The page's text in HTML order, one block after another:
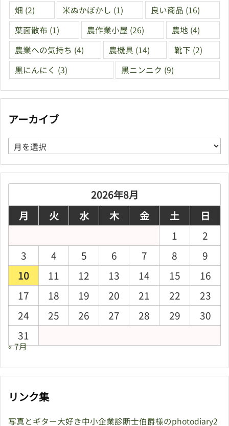
畑 (2) 米ぬかぼかし (1) 良い商品 (16)
葉面散布 (1) 農作業小屋 (26) 農地 (4)
農業への気持ち (4) 農機具 (14) 靴下 (2)
黒にんにく (3) 黒ニンニク (9)
アーカイブ
ア
ー
カ
2026年8月
月
火 水 木 金 土
日
1
2
3
4 5 6 7 8
9
10
11 12 13 14 15
16
17
18 19 20 21 22
23
24
25 26 27 28 29
30
31
« 7月
リンク集
写真とギター大好き中小企業診断士伯爵様のphotodiary2